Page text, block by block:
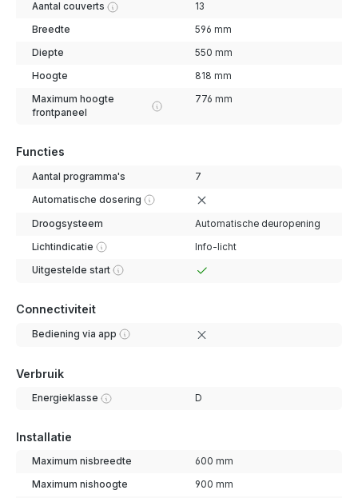
Aantal couverts 13
Breedte 596 mm
Diepte 550 mm
Hoogte 818 mm
Maximum hoogte
frontpaneel
776 mm
Functies
Aantal programma's 7
Automatische dosering
Droogsysteem Automatische deuropening
Lichtindicatie Info-licht
Uitgestelde start
Connectiviteit
Bediening via app
Verbruik
Energieklasse D
Installatie
Maximum nisbreedte 600 mm
Maximum nishoogte 900 mm